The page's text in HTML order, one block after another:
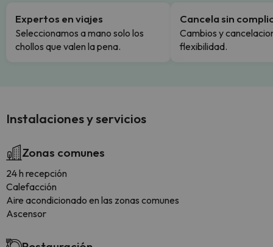
Expertos en viajes
Seleccionamos a mano solo los
chollos que valen la pena.
Cancela sin
Cambios y
flexibilidad.
Instalaciones y servicios
Zonas comunes
24 h recepción
Calefacción
Aire acondicionado en las zonas comunes
Ascensor